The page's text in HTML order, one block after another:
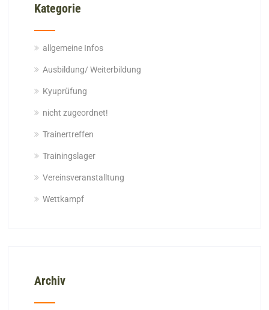
Kategorie
allgemeine Infos
Ausbildung/ Weiterbildung
Kyuprüfung
nicht zugeordnet!
Trainertreffen
Trainingslager
Vereinsveranstalltung
Wettkampf
Archiv